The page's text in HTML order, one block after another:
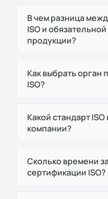
В чем разница
ISO и
продукции?
Как выбрать орган
ISO?
Какой стандарт
компании?
Сколько времени
сертификации ISO?